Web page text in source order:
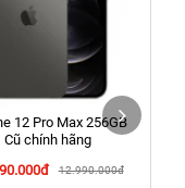
Dương Cũ)
Chí Minh (TP. Vũng
Minh (Tân Bình
12 Pro Max 256GB
Cũ chính hãng
12.990.000đ